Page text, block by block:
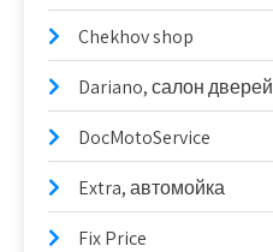
Chekhov shop
Dariano, салон дверей
DocMotoService
Extra, автомойка
Fix Price